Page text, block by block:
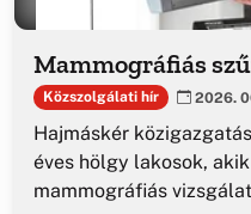
Mammográfiás
Közszolgálati hír 2026.
Hajmáskér
éves hölgy lakosok,
mammográfiás